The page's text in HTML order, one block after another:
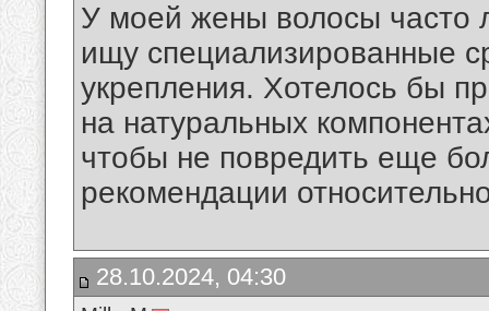
У моей жены волосы часто
ищу специализированные
укрепления. Хотелось бы
на натуральных
чтобы не повредить еще
рекомендации
28.10.2024, 04:30